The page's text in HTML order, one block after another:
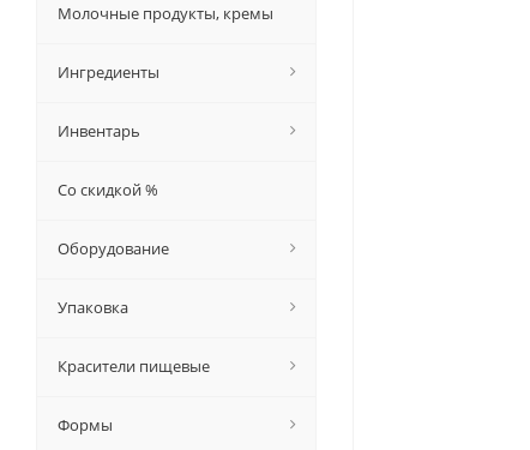
Молочные продукты, кремы
Ингредиенты
Инвентарь
Со скидкой %
Оборудование
Упаковка
Красители пищевые
Формы